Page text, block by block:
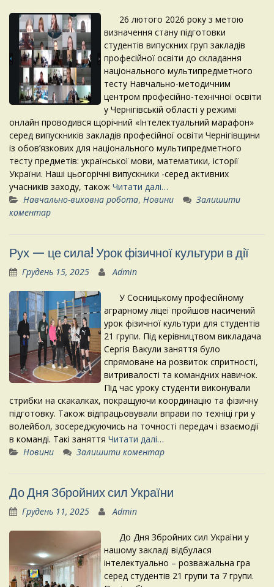
26 лютого 2026 року з метою
визначення стану підготовки
студентів випускних груп закладів
професійної освіти до складання
національного мультипредметного
тесту Навчально-методичним
центром професійно-технічної освіти
у Чернігівській області у режимі
онлайн проводився щорічний «Інтелектуальний марафон»
серед випускників закладів професійної освіти Чернігівщини
із обов’язкових для національного мультипредметного
тесту предметів: української мови, математики, історії
України. Наші цьогорічні випускники -серед активних
учасників заходу, також Читати далі…
Навчально-виховна робота, Новини
Залишити
коментар
Рух — це сила! Урок фізичної культури в дії
Грудень 15, 2025 Admin
У Сосницькому професійному
аграрному ліцеї пройшов насичений
урок фізичної культури для студентів
21 групи. Під керівництвом викладача
Сергія Вакули заняття було
спрямоване на розвиток спритності,
витривалості та командних навичок.
Під час уроку студенти виконували
стрибки на скакалках, покращуючи координацію та фізичну
підготовку. Також відпрацьовували вправи по техніці гри у
волейбол, зосереджуючись на точності передач і взаємодії
в команді. Такі заняття Читати далі…
Новини
Залишити коментар
До Дня Збройних сил України
Грудень 11, 2025 Admin
До Дня Збройних сил України у
нашому закладі відбулася
інтелектуально – розважальна гра
серед студентів 21 групи та 7 групи.